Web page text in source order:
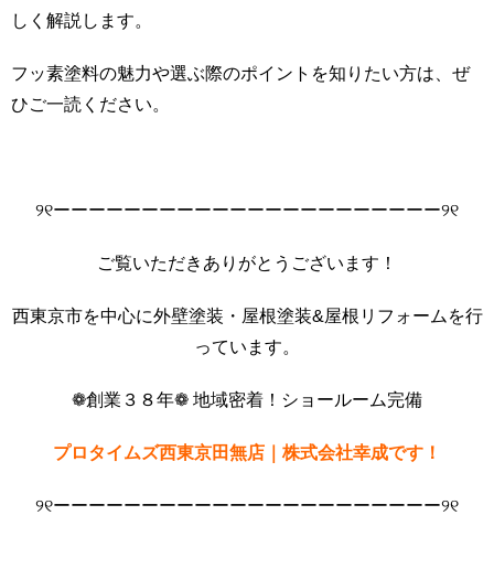
しく解説します。
フッ素塗料の魅力や選ぶ際のポイントを知りたい方は、ぜ
ひご一読ください。
୨୧ーーーーーーーーーーーーーーーーーーーーーー୨୧
ご覧いただきありがとうございます！
西東京市を中心に外壁塗装・屋根塗装&屋根リフォームを行
っています。
❁創業３８年❁ 地域密着！ショールーム完備
プロタイムズ西東京田無店｜株式会社幸成です！
୨୧ーーーーーーーーーーーーーーーーーーーーーー୨୧